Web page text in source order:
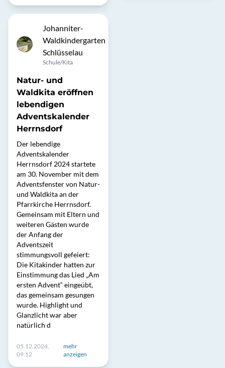
Johanniter-
Waldkindergarten
Schlüsselau
Schule/Kita
Natur- und
Waldkita eröffnen
lebendigen
Adventskalender
Herrnsdorf
Der lebendige
Adventskalender
Herrnsdorf 2024 startete
am 30. November mit dem
Adventsfenster von Natur-
und Waldkita an der
Pfarrkirche Herrnsdorf.
Gemeinsam mit Eltern und
weiteren Gästen wurde
der Anfang der
Adventszeit
stimmungsvoll gefeiert:
Die Kitakinder hatten zur
Einstimmung das Lied „Am
ersten Advent“ eingeübt,
das gemeinsam gesungen
wurde. Highlight und
Glanzlicht war aber
natürlich d
05.12.2024,
09:12
mehr
anzeigen